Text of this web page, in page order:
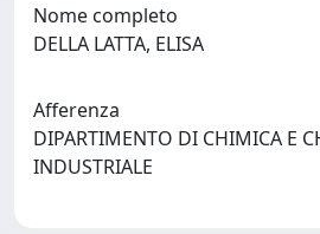
Nome completo
DELLA LATTA, ELISA
Afferenza
DIPARTIMENTO DI CHIMICA E
INDUSTRIALE